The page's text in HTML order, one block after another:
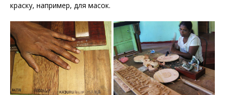
краску, например, для масок.